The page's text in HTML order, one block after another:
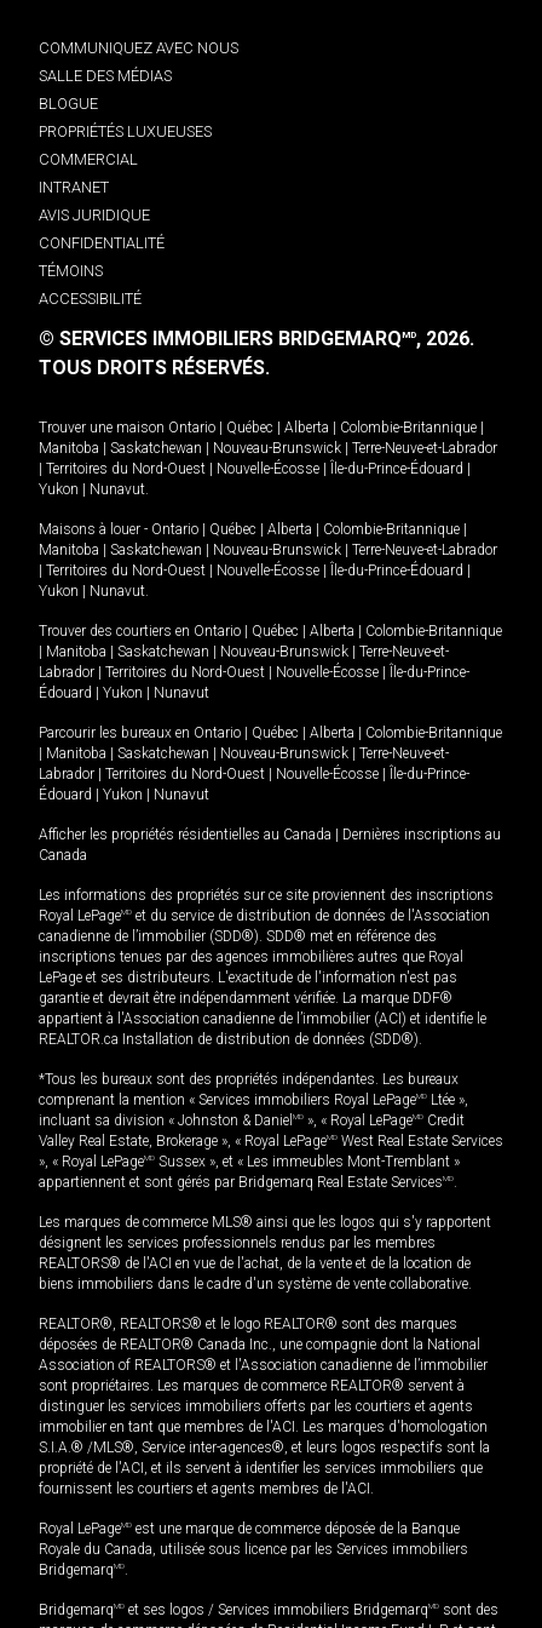
COMMUNIQUEZ AVEC NOUS
SALLE DES MÉDIAS
BLOGUE
PROPRIÉTÉS LUXUEUSES
COMMERCIAL
INTRANET
AVIS JURIDIQUE
CONFIDENTIALITÉ
TÉMOINS
ACCESSIBILITÉ
© SERVICES IMMOBILIERS BRIDGEMARQMD, 2026.
TOUS DROITS RÉSERVÉS.
Trouver une maison Ontario Québec Alberta Colombie-Britannique
Manitoba
Saskatchewan Nouveau-Brunswick
Terre-Neuve-et-Labrador
Territoires du Nord-Ouest Nouvelle-Écosse Île-du-Prince-Édouard
Yukon
Nunavut.
Maisons à louer - Ontario Québec Alberta Colombie-Britannique
Manitoba
Saskatchewan Nouveau-Brunswick
Terre-Neuve-et-Labrador
Territoires du Nord-Ouest Nouvelle-Écosse Île-du-Prince-Édouard
Yukon
Nunavut.
Trouver des courtiers en Ontario Québec Alberta
Colombie-Britannique
Manitoba Saskatchewan Nouveau-Brunswick
Terre-Neuve-et-
Labrador
Territoires du Nord-Ouest Nouvelle-Écosse
Île-du-Prince-
Édouard
Yukon Nunavut
Parcourir les bureaux en Ontario Québec Alberta
Colombie-Britannique
Manitoba Saskatchewan Nouveau-Brunswick
Terre-Neuve-et-
Labrador
Territoires du Nord-Ouest Nouvelle-Écosse
Île-du-Prince-
Édouard
Yukon Nunavut
Afficher les propriétés résidentielles au Canada
Dernières inscriptions au
Canada
Les informations des propriétés sur ce site proviennent des inscriptions
Royal LePageMD et du service de distribution de données de l'Association
canadienne de l’immobilier (SDD®). SDD® met en référence des
inscriptions tenues par des agences immobilières autres que Royal
LePage et ses distributeurs. L'exactitude de l'information n'est pas
garantie et devrait être indépendamment vérifiée. La marque DDF®
appartient à l'Association canadienne de l’immobilier (ACI) et identifie le
REALTOR.ca Installation de distribution de données (SDD®).
*Tous les bureaux sont des propriétés indépendantes. Les bureaux
comprenant la mention « Services immobiliers Royal LePageMD Ltée »,
incluant sa division « Johnston & Daniel MD », « Royal LePageMD Credit
Valley Real Estate, Brokerage », « Royal LePageMD West Real Estate Services
», « Royal LePageMD Sussex », et « Les immeubles Mont-Tremblant »
appartiennent et sont gérés par Bridgemarq Real Estate ServicesMD.
Les marques de commerce MLS® ainsi que les logos qui s'y rapportent
désignent les services professionnels rendus par les membres
REALTORS® de l'ACI en vue de l'achat, de la vente et de la location de
biens immobiliers dans le cadre d'un système de vente collaborative.
REALTOR®, REALTORS® et le logo REALTOR® sont des marques
déposées de REALTOR® Canada Inc., une compagnie dont la National
Association of REALTORS® et l'Association canadienne de l’immobilier
sont propriétaires. Les marques de commerce REALTOR® servent à
distinguer les services immobiliers offerts par les courtiers et agents
immobilier en tant que membres de l'ACI. Les marques d'homologation
S.I.A.® /MLS®, Service inter-agences®, et leurs logos respectifs sont la
propriété de l'ACI, et ils servent à identifier les services immobiliers que
fournissent les courtiers et agents membres de l'ACI.
Royal LePageMD est une marque de commerce déposée de la Banque
Royale du Canada, utilisée sous licence par les Services immobiliers
BridgemarqMD.
BridgemarqMD et ses logos / Services immobiliers BridgemarqMD sont des